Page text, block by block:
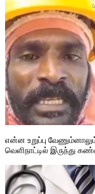
என்ன உறுப்பு
வெளிநாட்டில் இருந்து